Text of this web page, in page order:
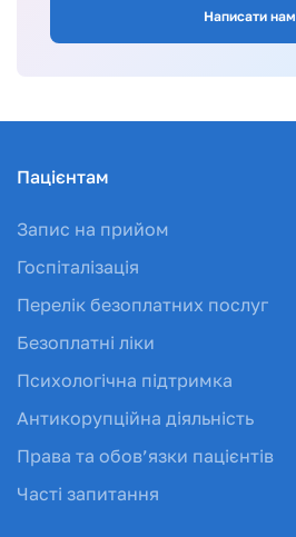
Написати нам
Пацієнтам
Запис на прийом
Госпіталізація
Перелік безоплатних послуг
Безоплатні ліки
Психологічна підтримка
Антикорупційна діяльність
Права та обов’язки пацієнтів
Часті запитання